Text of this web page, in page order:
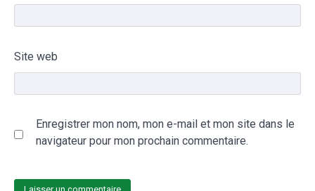
Site web
Enregistrer mon nom, mon e-mail et mon site dans le
navigateur pour mon prochain commentaire.